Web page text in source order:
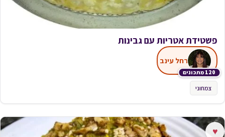
פשטידת אטריות עם גבינות
120 מתכונים
רחל עינב
צמחוני
♥